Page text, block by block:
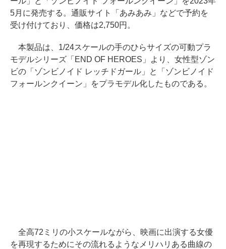
5月に発売する。通販サイト「あみあみ」などで予約を
受け付けており、価格は2,750円。
本製品は、1/24スケールの手のひらサイズの可動プラ
モデルシリーズ「END OF HEROES」より、女性型ゾン
ビの「ゾンビノイド レッチドガール」と「ゾンビノイド
フォールンクイーン」をプラモデル化したものである。
全高72ミリの小スケールながら、映画に出演する女優
を再現するためにその流れるようなメリハリある曲線の